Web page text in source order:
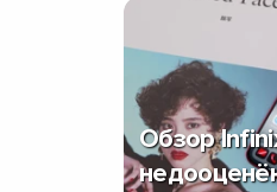
Обзор